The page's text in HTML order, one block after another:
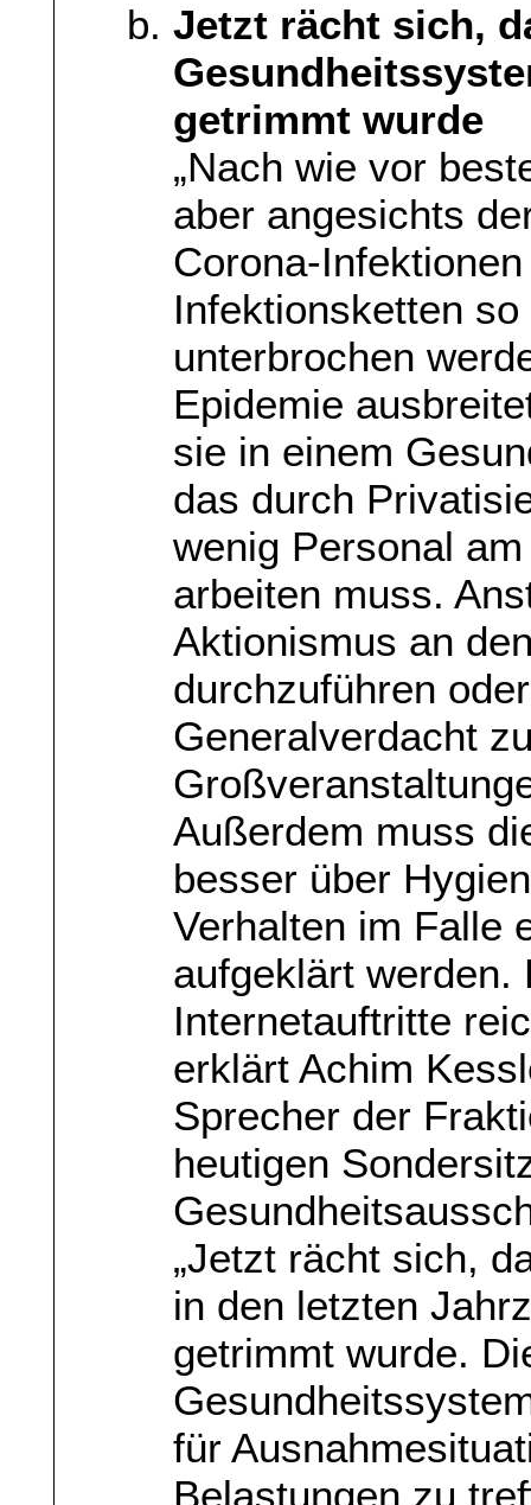
Jetzt rächt sich,
getrimmt wurde
„Nach wie vor
aber angesichts
Corona-
Infektionsketten
unterbrochen
Epidemie
sie in einem
das durch
wenig Personal
arbeiten muss.
Aktionismus an
durchzuführen
Generalverdacht
Außerdem muss
besser über
Verhalten im Falle
aufgeklärt werden.
Internetauftritte
erklärt Achim
Sprecher der
heutigen
„Jetzt rächt sich,
in den letzten
getrimmt wurde.
für
Belastungen zu